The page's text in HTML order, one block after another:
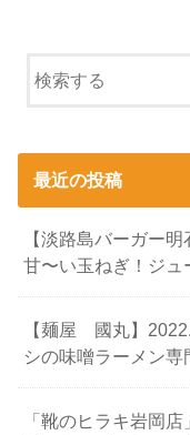
最近の投稿
【淡路島バーガー
甘〜い玉ねぎ！ジュ
【麺屋 國丸】
シの味噌ラーメン専
「靴のヒラキ岩岡